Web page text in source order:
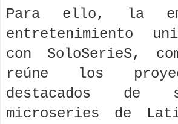
Para ello, la
entretenimiento
con SoloSerieS,
reúne los
destacados de
microseries de